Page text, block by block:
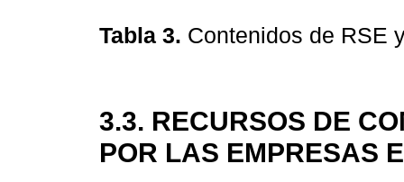
Tabla 3. Contenidos de RSE
3.3. RECURSOS DE
POR LAS EMPRESAS